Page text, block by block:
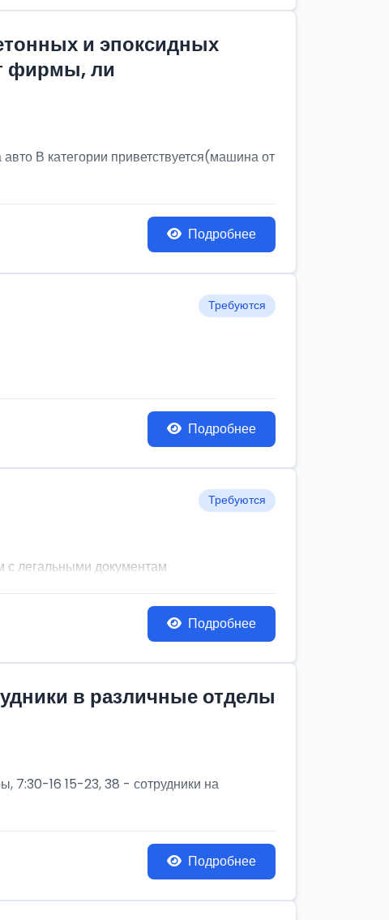
и эпоксидных
фирмы, ли
В категории приветствуется(машина от
Подробнее
Требуются
Подробнее
Требуются
документам
Подробнее
в различные отделы
7:30-16 15-23, 38 - сотрудники на
Подробнее